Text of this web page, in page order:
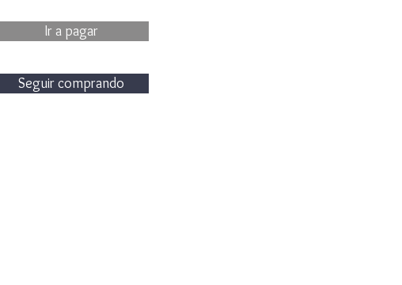
Ir a pagar
Seguir comprando